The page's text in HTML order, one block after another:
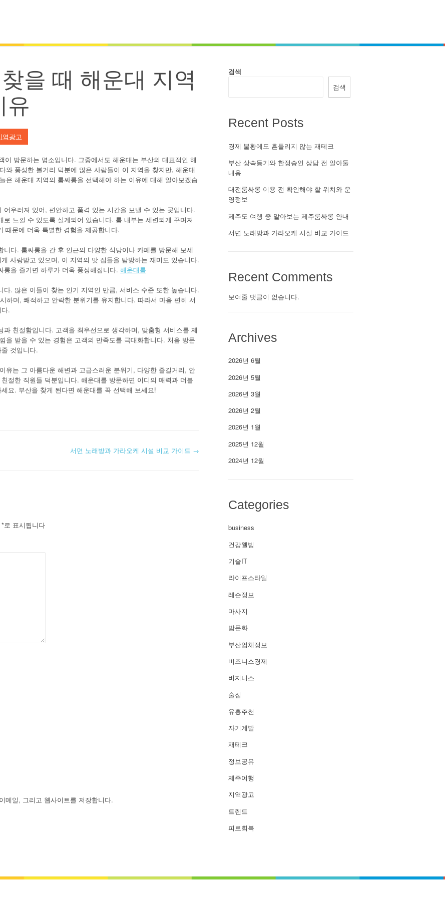
을 때 해운대 지역
유
역광고
방문하는 명소입니다. 그중에서도 해운대는 부산의 대표적인 해
와 풍성한 볼거리 덕분에 많은 사람들이 이 지역을 찾지만, 해운대
은 해운대 지역의 룸싸롱을 선택해야 하는 이유에 대해 알아보겠습
우러져 있어, 편안하고 품격 있는 시간을 보낼 수 있는 곳입니다.
느낄 수 있도록 설계되어 있습니다. 룸 내부는 세련되게 꾸며져
때문에 더욱 특별한 경험을 제공합니다.
다. 룸싸롱을 간 후 인근의 다양한 식당이나 카페를 방문해 보세
사랑받고 있으며, 이 지역의 맛 집들을 탐방하는 재미도 있습니다.
을 즐기면 하루가 더욱 풍성해집니다. 해운대룸
. 많은 이들이 찾는 인기 지역인 만큼, 서비스 수준 또한 높습니다.
하며, 쾌적하고 안락한 분위기를 유지합니다. 따라서 마음 편히 서
.
친절함입니다. 고객을 최우선으로 생각하며, 맞춤형 서비스를 제
을 받을 수 있는 경험은 고객의 만족도를 극대화합니다. 처음 방문
것입니다.
유는 그 아름다운 해변과 고급스러운 분위기, 다양한 즐길거리, 안
절한 직원들 덕분입니다. 해운대를 방문하면 이디의 매력과 더불
요. 부산을 찾게 된다면 해운대를 꼭 선택해 보세요!
서면 노래방과 가라오케 시설 비교 가이드 →
*로 표시됩니다
메일, 그리고 웹사이트를 저장합니다.
검색
검색
Recent Posts
경제 불황에도 흔들리지 않는 재테크
부산 상속등기와 한정승인 상담 전 알아둘
내용
대전룸싸롱 이용 전 확인해야 할 위치와 운
영정보
제주도 여행 중 알아보는 제주룸싸롱 안내
서면 노래방과 가라오케 시설 비교 가이드
Recent Comments
보여줄 댓글이 없습니다.
Archives
2026년 6월
2026년 5월
2026년 3월
2026년 2월
2026년 1월
2025년 12월
2024년 12월
Categories
business
건강웰빙
기술IT
라이프스타일
레슨정보
마사지
밤문화
부산업체정보
비즈니스경제
비지니스
술집
유흥추천
자기계발
재테크
정보공유
제주여행
지역광고
트렌드
피로회복